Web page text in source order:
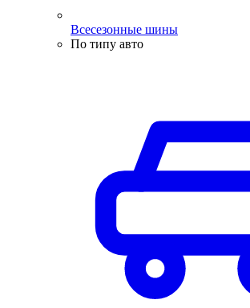
Всесезонные шины
По типу авто